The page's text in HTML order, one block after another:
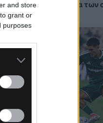
and store
grant or
purposes
εβδομάδα των